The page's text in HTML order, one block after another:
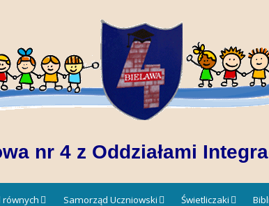
nr 4 z Oddziałami
równych Samorząd Uczniowski Świetliczaki